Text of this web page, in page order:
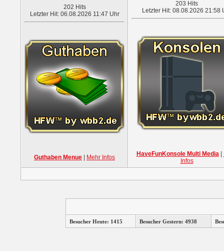
202 Hits
Letzter Hit: 06.08.2026 11:47 Uhr
Guthaben Menue Mehr Infos
203 Hits
Letzter Hit: 08.08.2026 21:58
HaveFunKonsole Multi Media|
Infos
Besucher Heute: 1415 Besucher Gestern: 4938